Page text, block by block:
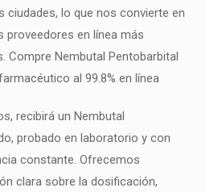
ciudades, lo que nos convierte en
proveedores en línea más
Compre Nembutal Pentobarbital
al 99.8% en línea
recibirá un Nembutal
probado en laboratorio y con
constante. Ofrecemos
clara sobre la dosificación,